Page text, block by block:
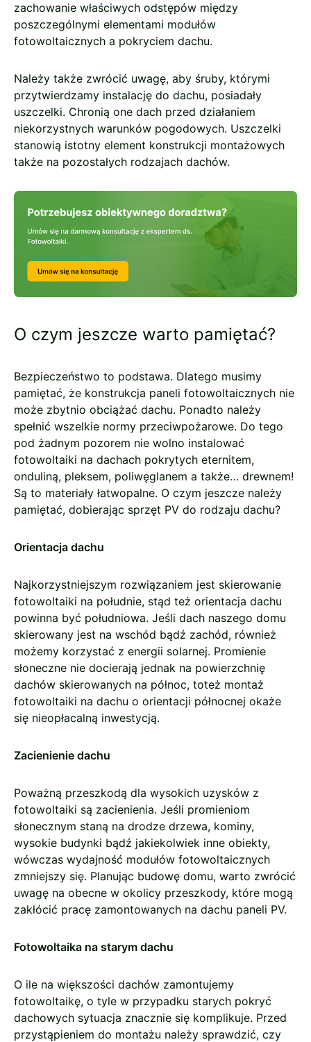
zachowanie właściwych odstępów między
poszczególnymi elementami modułów
fotowoltaicznych a pokryciem dachu.
Należy także zwrócić uwagę, aby śruby, którymi
przytwierdzamy instalację do dachu, posiadały
uszczelki. Chronią one dach przed działaniem
niekorzystnych warunków pogodowych. Uszczelki
stanowią istotny element konstrukcji montażowych
także na pozostałych rodzajach dachów.
O czym jeszcze warto pamiętać?
Bezpieczeństwo to podstawa. Dlatego musimy
pamiętać, że konstrukcja paneli fotowoltaicznych nie
może zbytnio obciążać dachu. Ponadto należy
spełnić wszelkie normy przeciwpożarowe. Do tego
pod żadnym pozorem nie wolno instalować
fotowoltaiki na dachach pokrytych eternitem,
onduliną, pleksem, poliwęglanem a także… drewnem!
Są to materiały łatwopalne. O czym jeszcze należy
pamiętać, dobierając sprzęt PV do rodzaju dachu?
Orientacja dachu
Najkorzystniejszym rozwiązaniem jest skierowanie
fotowoltaiki na południe, stąd też orientacja dachu
powinna być południowa. Jeśli dach naszego domu
skierowany jest na wschód bądź zachód, również
możemy korzystać z energii solarnej. Promienie
słoneczne nie docierają jednak na powierzchnię
dachów skierowanych na północ, toteż montaż
fotowoltaiki na dachu o orientacji północnej okaże
się nieopłacalną inwestycją.
Zacienienie dachu
Poważną przeszkodą dla wysokich uzysków z
fotowoltaiki są zacienienia. Jeśli promieniom
słonecznym staną na drodze drzewa, kominy,
wysokie budynki bądź jakiekolwiek inne obiekty,
wówczas wydajność modułów fotowoltaicznych
zmniejszy się. Planując budowę domu, warto zwrócić
uwagę na obecne w okolicy przeszkody, które mogą
zakłócić pracę zamontowanych na dachu paneli PV.
Fotowoltaika na starym dachu
O ile na większości dachów zamontujemy
fotowoltaikę, o tyle w przypadku starych pokryć
dachowych sytuacja znacznie się komplikuje. Przed
przystąpieniem do montażu należy sprawdzić, czy